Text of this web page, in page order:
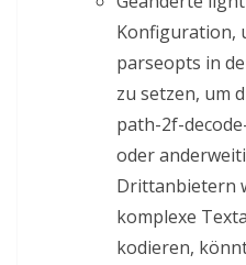
Konfiguration,
parseopts in
zu setzen, um
path-2f-
oder
Drittanbietern
komplexe
kodieren,